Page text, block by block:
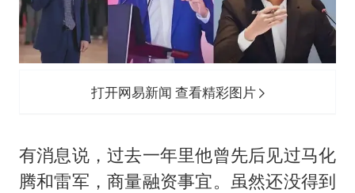
打开网易新闻 查看精彩图片
有消息说，过去一年里他曾先后见过马化
腾和雷军，商量融资事宜。虽然还没得到